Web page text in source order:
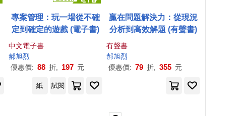
專案管理：玩一場從不確
定到確定的遊戲 (電子書)
中文電子書
郝旭烈
優惠價: 88 折, 197 元
贏在問題解決力：從現況
分析到高效解題 (有聲書)
有聲書
郝旭烈
優惠價: 79 折, 355 元
紙 試閱